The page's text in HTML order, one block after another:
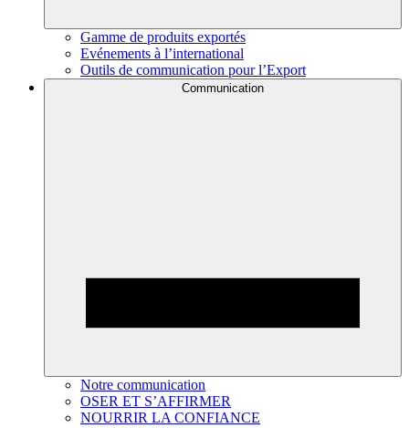
Gamme de produits exportés
Evénements à l’international
Outils de communication pour l’Export
Communication
Notre communication
OSER ET S’AFFIRMER
NOURRIR LA CONFIANCE